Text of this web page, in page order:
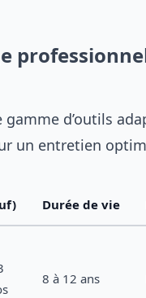
d’outils
un entretien
Durée de vie
8 à 12 ans